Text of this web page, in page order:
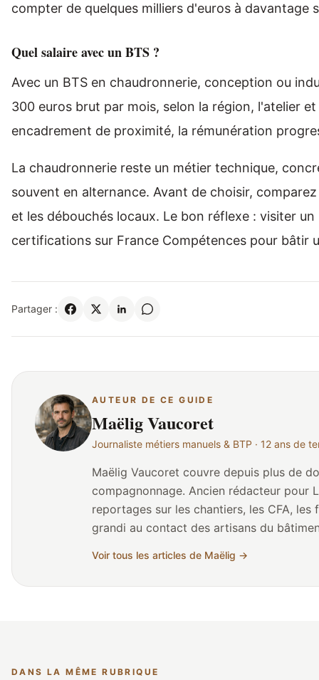
compter de quelques milliers d'euros à davantage
Quel salaire avec un BTS ?
Avec un BTS en chaudronnerie, conception ou
300 euros brut par mois, selon la région, l'atelier
encadrement de proximité, la rémunération
La chaudronnerie reste un métier technique,
souvent en alternance. Avant de choisir,
et les débouchés locaux. Le bon réflexe : visiter
certifications sur France Compétences pour bâtir
Partager :
AUTEUR DE CE GUIDE
Maëlig Vaucoret
Journaliste métiers manuels & BTP · 12 ans de
Maëlig Vaucoret couvre depuis plus de
compagnonnage. Ancien rédacteur pour
reportages sur les chantiers, les CFA, les
grandi au contact des artisans du
CAPEB et plusieurs Chambres de Métiers et de l'Artisanat (CMA).
consiste à traduire la réalité des gestes,
Voir tous les articles de Maëlig →
DANS LA MÊME RUBRIQUE